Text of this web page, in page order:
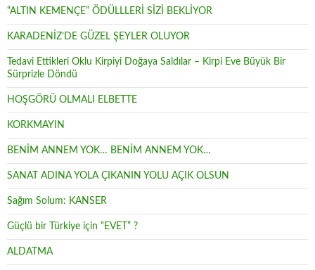
“ALTIN KEMENÇE” ÖDÜLLLERİ SİZİ BEKLİYOR
KARADENİZ’DE GÜZEL ŞEYLER OLUYOR
Tedavi Ettikleri Oklu Kirpiyi Doğaya Saldılar – Kirpi Eve Büyük Bir
Sürprizle Döndü
HOŞGÖRÜ OLMALI ELBETTE
KORKMAYIN
BENİM ANNEM YOK… BENİM ANNEM YOK…
SANAT ADINA YOLA ÇIKANIN YOLU AÇIK OLSUN
Sağım Solum: KANSER
Güçlü bir Türkiye için “EVET” ?
ALDATMA